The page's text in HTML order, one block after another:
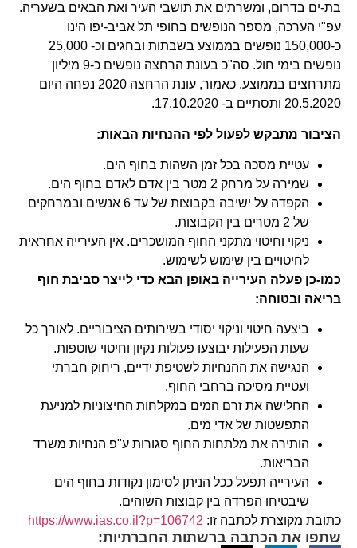
בת-ים בדרום, ומשרתים את תושבי העיר ואת הבאים בשעריה.
עפ"י הערכה, מספר הנופשים בחופי תל אביב-יפו הינו
כ-150,000 נופשים בממוצע בשבתות ובחגים וכ- 25,000
נופשים בימי חול. סה"כ בעונת הרחצה נופשים כ-9 מיליון
מתרחצים בממוצע. כאמור, עונת הרחצה 2020 נפחה היום
20.5.2020 ותסתיים ב- 17.10.2020.
הציבור מתבקש לפעול לפי ההנחיות הבאות:
עטיית מסכה בכל זמן השהות בחוף הים.
שמירה על מרחק 2 מטר בין אדם לאדם בחוף הים.
הקפדה על ישיבה בקבוצות של עד 6 אנשים ובמרחקים
של 2 מטרים בין הקבוצות.
ניקוי וחיטוי מתקני החוף המושכרים. אין העירייה אחראית
לחיטויים בין שימוש לשימוש.
כמו-כן פעלה העירייה באופן הבא כדי לייצר סביבת חוף
בריאה ובטוחה:
ביצעה חיטוי וניקוי יסודי בשירותים הציבוריים. לאורך כל
שעות הפעילות יבוצעו פעולות נקיון וחיטוי שוטפות.
הנגישה את ההנחיות לשטיפת ידיים, ריחוק חברתי
ועטיית מסיכה ברחבי החוף.
החלישה את זרם המים במקלחות החיצוניות למניעת
התפשטות של אדי מים.
הותירה את מלתחות החוף סגורות ע"פ הנחיות משרד
הבריאות.
העירייה תפעל ככל הניתן לסימון נקודות בחוף הים
שיבטיחו הפרדה בין קבוצות השוהים.
כתובת מקוצרת לכתבה זו: https://www.ias.co.il?p=106742
שתפו את הכתבה ברשתות החברתיות: